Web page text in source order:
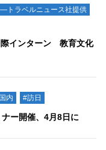
トラベルニュース社提供
際インターン 教育文化
内 #訪日
ー開催、4月8日に